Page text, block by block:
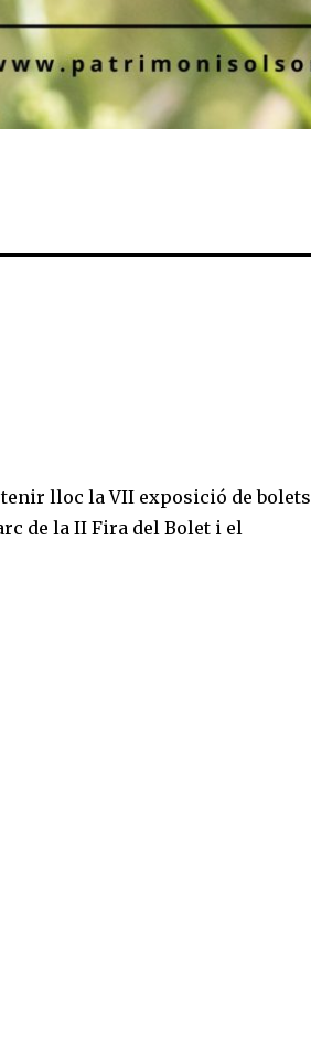
tenir lloc la VII exposició de bolets
de la II Fira del Bolet i el